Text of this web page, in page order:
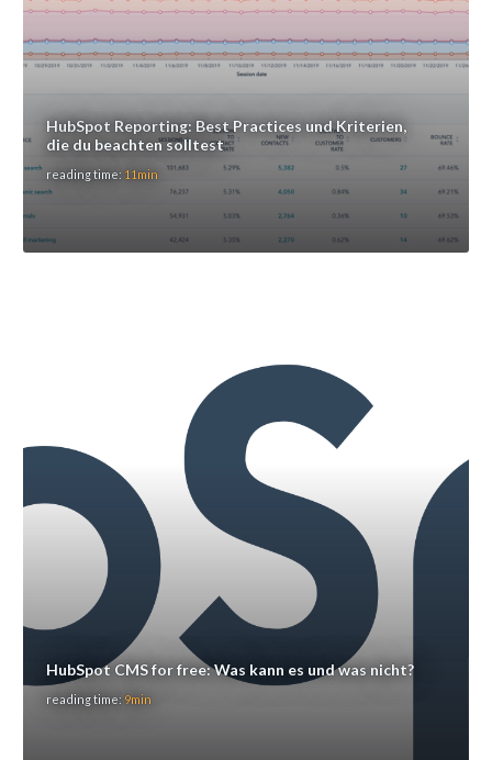
HubSpot Reporting: Best Practices und Kriterien,
die du beachten solltest
reading time: 11min
HubSpot CMS for free: Was kann es und was nicht?
reading time: 9min